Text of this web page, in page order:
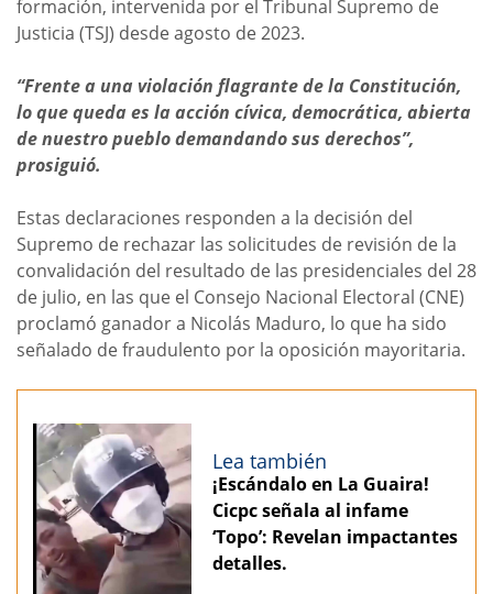
formación, intervenida por el Tribunal Supremo de
Justicia (TSJ) desde agosto de 2023.
“Frente a una violación flagrante de la Constitución,
lo que queda es la acción cívica, democrática, abierta
de nuestro pueblo demandando sus derechos”,
prosiguió.
Estas declaraciones responden a la decisión del
Supremo de rechazar las solicitudes de revisión de la
convalidación del resultado de las presidenciales del 28
de julio, en las que el Consejo Nacional Electoral (CNE)
proclamó ganador a Nicolás Maduro, lo que ha sido
señalado de fraudulento por la oposición mayoritaria.
Lea también
¡Escándalo en La Guaira!
Cicpc señala al infame
‘Topo’: Revelan impactantes
detalles.